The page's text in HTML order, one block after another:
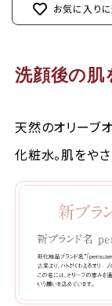
お気に入り
洗顔後の肌
天然のオリーブ
化粧水。肌をやさ